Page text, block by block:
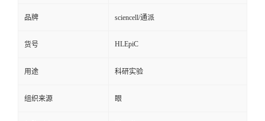
品牌 sciencell/通派
货号 HLEpiC
用途 科研实验
组织来源 眼